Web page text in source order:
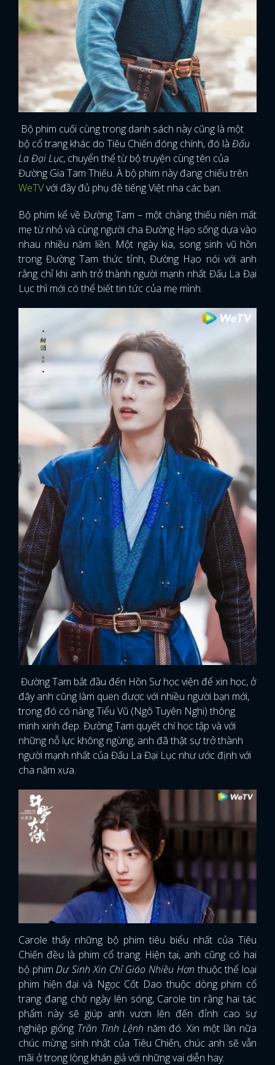
FACEBOOK GOOGLE
Bộ phim cuối cùng trong danh sách này cũng là một
bộ cổ trang khác do Tiêu Chiến đóng chính, đó là Đấu
La Đại Lục, chuyển thể từ bộ truyện cùng tên của
Đường Gia Tam Thiếu. À bộ phim này đang chiếu trên
WeTVvới đầy đủ phụ đề tiếng Việt nha các bạn.
Bộ phim kể về Đường Tam – một chàng thiếu niên mất
mẹ từ nhỏ và cùng người cha Đường Hạo sống dựa vào
nhau nhiều năm liền. Một ngày kia, song sinh vũ hồn
trong Đường Tam thức tỉnh, Đường Hạo nói với anh
rằng chỉ khi anh trở thành người mạnh nhất Đấu La Đại
Lục thì mới có thể biết tin tức của mẹ mình.
Đường Tam bắt đầu đến Hồn Sư học viện để xin học, ở
đây anh cũng làm quen được với nhiều người bạn mới,
trong đó có nàng Tiểu Vũ (Ngô Tuyên Nghi) thông
minh xinh đẹp. Đường Tam quyết chí học tập và với
những nỗ lực không ngừng, anh đã thật sự trở thành
người mạnh nhất của Đấu La Đại Lục như ước định với
cha năm xưa.
Carole thấy những bộ phim tiêu biểu nhất của Tiêu
Chiến đều là phim cổ trang. Hiện tại, anh cũng có hai
bộ phimDư Sinh Xin Chỉ Giáo Nhiều Hơn thuộc thể loại
phim hiện đại và Ngọc Cốt Dao thuộc dòng phim cổ
trang đang chờ ngày lên sóng, Carole tin rằng hai tác
phẩm này sẽ giúp anh vươn lên đến đỉnh cao sự
nghiệp giống Trần Tình Lệnh năm đó. Xin một lần nữa
chúc mừng sinh nhật của Tiêu Chiến, chúc anh sẽ vẫn
mãi ở trong lòng khán giả với những vai diễn hay.